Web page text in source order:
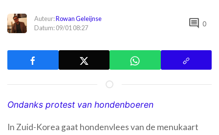
Auteur:Rowan Geleijnse
Datum: 09/01 08:27
comment 0
Ondanks protest van hondenboeren
In Zuid-Korea gaat hondenvlees van de menukaart